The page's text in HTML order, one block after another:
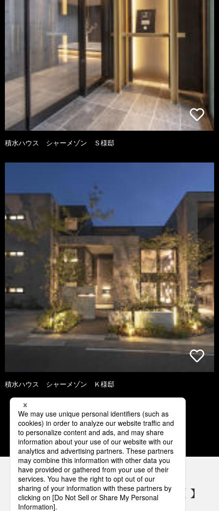
積水ハウス シャーメゾン Ｓ様邸
積水ハウス シャーメゾン Ｋ様邸
3 4 5 6 7
パナソニックの電気設備 SNSアカウント